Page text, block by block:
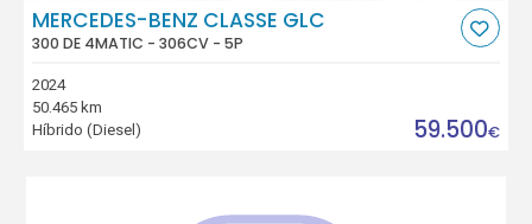
MERCEDES-BENZ CLASSE GLC
300 DE 4MATIC - 306CV - 5P
2024
50.465 km
Híbrido (Diesel)
59.500€